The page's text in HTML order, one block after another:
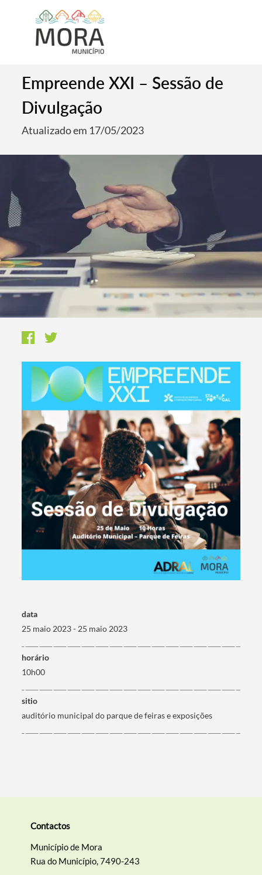
Categorias gerais
Filtros
Empreende XXI – Sessão de
Divulgação
Atualizado em 17/05/2023
data
25 maio 2023 - 25 maio 2023
horário
10h00
sitio
auditório municipal do parque de feiras e exposições
Contactos
Município de Mora
Rua do Município, 7490-243